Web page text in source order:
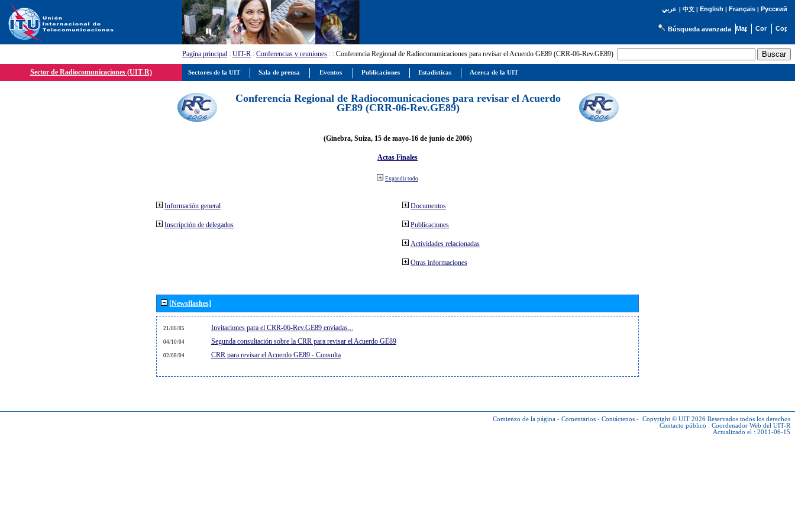
عربي | 中文| English | Français| Русский
Búsqueda avanzada
Pagína principal : UIT-R : Conferencias y reuniones : : Conferencia Regional de Radiocomunicaciones para revisar el Acuerdo GE89 (CRR-06-Rev.GE89)
Sector de Radiocomunicaciones (UIT-R)
Conferencia Regional de Radiocomunicaciones para revisar el Acuerdo
GE89 (CRR-06-Rev.GE89)
(Ginebra, Suiza, 15 de mayo-16 de junio de 2006)
Actas Finales
Expandir todo
Información general
Inscripción de delegados
Documentos
Publicaciones
Actividades relacionadas
Otras informaciones
[Newsflashes]
21/06/05 Invitaciones para el CRR-06-Rev.GE89 enviadas...
04/10/04 Segunda consultación sobre la CRR para revisar el Acuerdo GE89
02/08/04 CRR para revisar el Acuerdo GE89 - Consulta
Comienzo de la página - Comentarios - Contáctenos - Copyright © UIT 2026 Reservados todos los derechos
Contacto público : Coordenador Web del UIT-R
Actualizado el : 2011-06-15
Sectores de la UIT Sala de prensa Eventos Publicaciones Estadísticas Acerca de la UIT